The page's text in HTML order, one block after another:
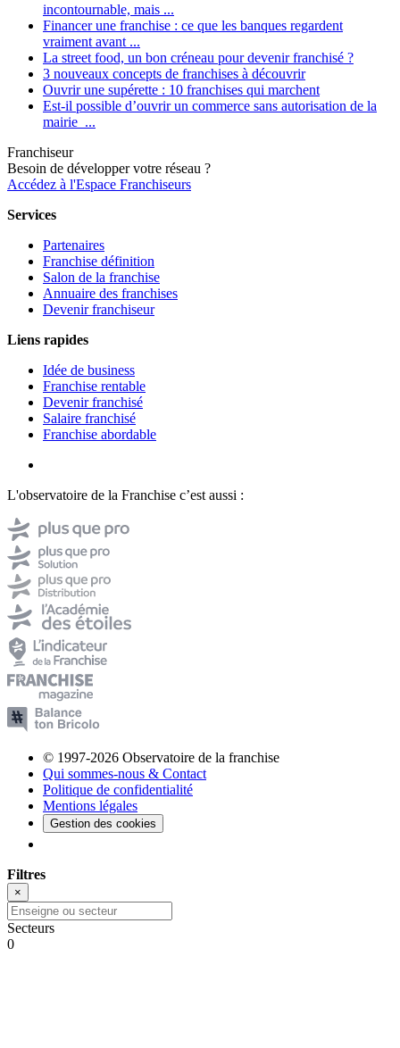
incontournable, mais ...
Financer une franchise : ce que les banques regardent
vraiment avant ...
La street food, un bon créneau pour devenir franchisé ?
3 nouveaux concepts de franchises à découvrir
Ouvrir une supérette : 10 franchises qui marchent
Est-il possible d’ouvrir un commerce sans autorisation de la
mairie ...
Franchiseur
Besoin de développer votre réseau ?
Accédez à l'Espace Franchiseurs
Services
Partenaires
Franchise définition
Salon de la franchise
Annuaire des franchises
Devenir franchiseur
Liens rapides
Idée de business
Franchise rentable
Devenir franchisé
Salaire franchisé
Franchise abordable
L'observatoire de la Franchise c’est aussi :
© 1997-2026 Observatoire de la franchise
Qui sommes-nous & Contact
Politique de confidentialité
Mentions légales
Gestion des cookies
Filtres
×
Secteurs
0